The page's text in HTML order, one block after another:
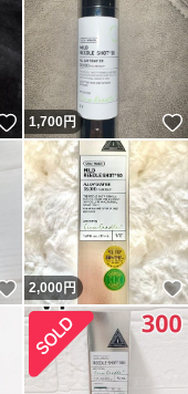
いいね！
1,700円
いいね！
2,000 円